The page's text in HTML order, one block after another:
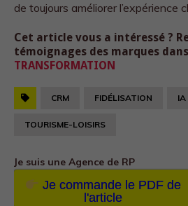
de toujours améliorer l’expérience
Cet article vous a intéressé ?
témoignages des marques
TRANSFORMATION
CRM FIDÉLISATION IA
TOURISME-LOISIRS
Je suis une Agence de RP
Je commande le PDF de
l'article